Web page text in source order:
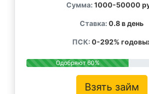
Сумма: 1000-50000
Ставка: 0.8 в день
ПСК: 0-292%
Одобряют 60%
Взять займ